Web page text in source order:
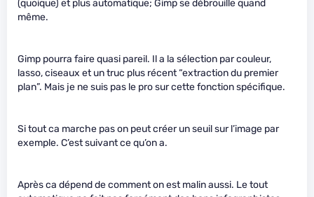
(quoique) et plus automatique; Gimp se débrouille quand
même.
Gimp pourra faire quasi pareil. Il a la sélection par couleur,
lasso, ciseaux et un truc plus récent “extraction du premier
plan”. Mais je ne suis pas le pro sur cette fonction spécifique.
Si tout ca marche pas on peut créer un seuil sur l’image par
exemple. C’est suivant ce qu’on a.
Après ca dépend de comment on est malin aussi. Le tout